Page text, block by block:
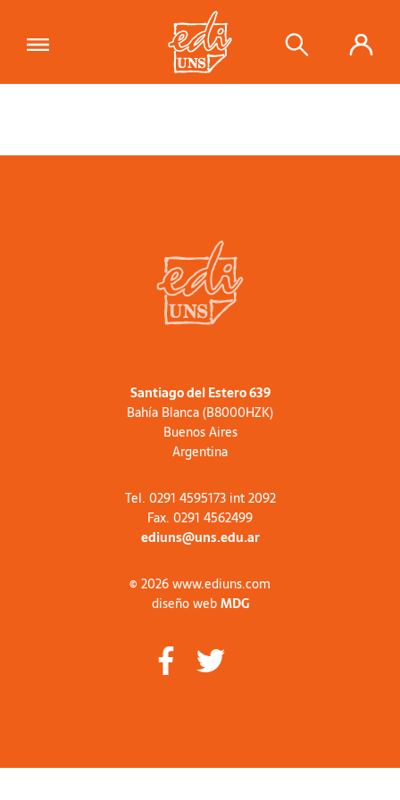
Santiago del Estero 639
Bahía Blanca (B8000HZK)
Buenos Aires
Argentina
Tel. 0291 4595173 int 2092
Fax. 0291 4562499
ediuns@uns.edu.ar
© 2026 www.ediuns.com
diseño webMDG